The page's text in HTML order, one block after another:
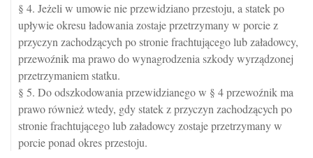
§ 4. Jeżeli w umowie nie przewidziano przestoju, a statek po
upływie okresu ładowania zostaje przetrzymany w porcie z
przyczyn zachodzących po stronie frachtującego lub załadowcy,
przewoźnik ma prawo do wynagrodzenia szkody wyrządzonej
przetrzymaniem statku.
§ 5. Do odszkodowania przewidzianego w § 4 przewoźnik ma
prawo również wtedy, gdy statek z przyczyn zachodzących po
stronie frachtującego lub załadowcy zostaje przetrzymany w
porcie ponad okres przestoju.